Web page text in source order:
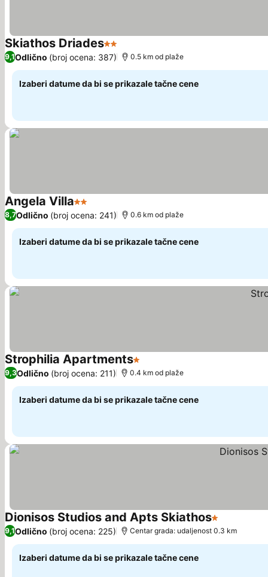
Skiathos Driades2 Zvezdice
Pogledaj cene
9,1Odlično (broj ocena: 387) 0.5 km od plaže
Izaberi datume da bi se prikazale tačne cene
Angela Villa2 Zvezdice
Pogledaj cene
8,7Odlično (broj ocena: 241) 0.6 km od plaže
Izaberi datume da bi se prikazale tačne cene
Strophilia Apartments1 Zvezdice
9,3Odlično (broj ocena: 211) 0.4 km od plaže
Izaberi datume da bi se prikazale tačne cene
Dionisos Studios and Apts Skiathos1 Zvezdice
9,1Odlično (broj ocena: 225) Centar grada: udaljenost 0.3 km
Izaberi datume da bi se prikazale tačne cene